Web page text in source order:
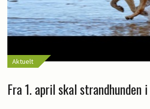
Aktuelt
Fra 1. april skal strandhunden